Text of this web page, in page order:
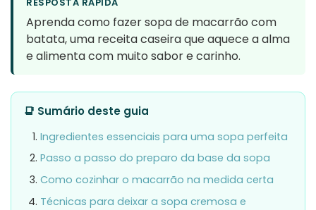
Aprenda como fazer sopa de macarrão com
batata, uma receita caseira que aquece a alma
e alimenta com muito sabor e carinho.
📑 Sumário deste guia
Ingredientes essenciais para uma sopa perfeita
Passo a passo do preparo da base da sopa
Como cozinhar o macarrão na medida certa
Técnicas para deixar a sopa cremosa e